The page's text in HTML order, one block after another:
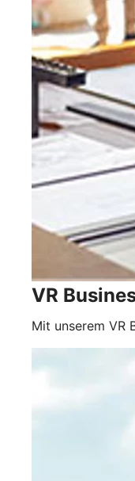
VR
Mit unserem VR